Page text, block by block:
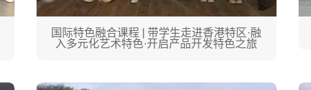
国际特色融合课程 | 带学生走进香港特区·融
入多元化艺术特色·开启产品开发特色之旅